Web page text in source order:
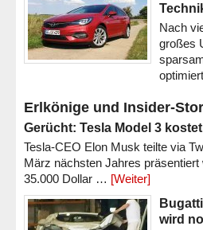
Nach
großes
Erlkönige und Insider-
Gerücht: Tesla Model 3
Tesla-CEO Elon Musk teilte via
März nächsten Jahres
35.000 Dollar … [Weiter]
wird